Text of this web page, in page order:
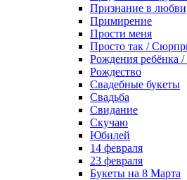
Признание в любви
Примирение
Прости меня
Просто так /
Рождения ребёнка
Рождество
Свадебные букеты
Свадьба
Свидание
Скучаю
Юбилей
14 февраля
23 февраля
Букеты на 8 Марта